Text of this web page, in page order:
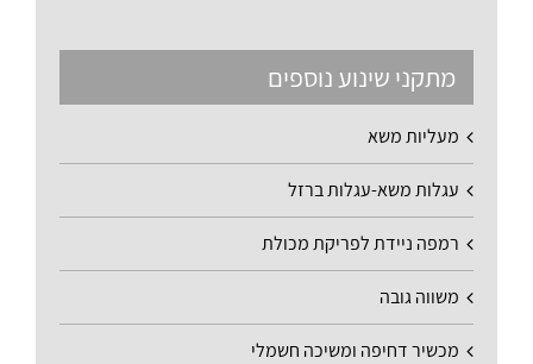
מתקני שינוע נוספים
מעליות משא
עגלות משא-עגלות ברזל
רמפה ניידת לפריקת מכולת
משווה גובה
מכשיר דחיפה ומשיכה חשמלי